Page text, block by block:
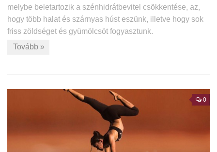
melybe beletartozik a szénhidrátbevitel csökkentése, az,
hogy több halat és szárnyas húst eszünk, illetve hogy sok
friss zöldséget és gyümölcsöt fogyasztunk.
Tovább »
0